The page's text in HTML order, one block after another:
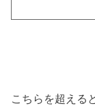
こちらを超える